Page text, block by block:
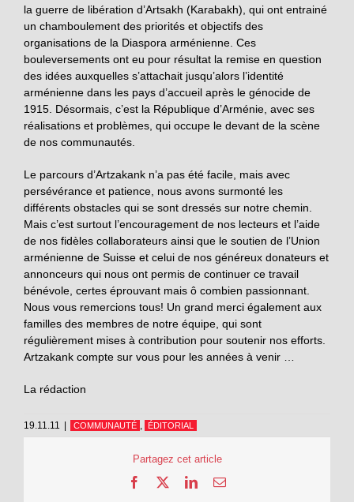
la guerre de libération d’Artsakh (Karabakh), qui ont entrainé
un chamboulement des priorités et objectifs des
organisations de la Diaspora arménienne. Ces
bouleversements ont eu pour résultat la remise en question
des idées auxquelles s’attachait jusqu’alors l’identité
arménienne dans les pays d’accueil après le génocide de
1915. Désormais, c’est la République d’Arménie, avec ses
réalisations et problèmes, qui occupe le devant de la scène
de nos communautés.
Le parcours d’Artzakank n’a pas été facile, mais avec
persévérance et patience, nous avons surmonté les
différents obstacles qui se sont dressés sur notre chemin.
Mais c’est surtout l’encouragement de nos lecteurs et l’aide
de nos fidèles collaborateurs ainsi que le soutien de l’Union
arménienne de Suisse et celui de nos généreux donateurs et
annonceurs qui nous ont permis de continuer ce travail
bénévole, certes éprouvant mais ô combien passionnant.
Nous vous remercions tous! Un grand merci également aux
familles des membres de notre équipe, qui sont
régulièrement mises à contribution pour soutenir nos efforts.
Artzakank compte sur vous pour les années à venir …
La rédaction
19.11.11 | COMMUNAUTÉ ÉDITORIAL
Partagez cet article
Facebook LinkedInEmail